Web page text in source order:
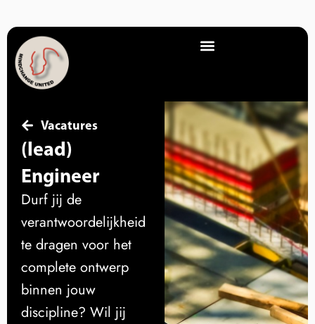
Vacatures
(lead)
Engineer
Durf jij de
verantwoordelijkheid
te dragen voor het
complete ontwerp
binnen jouw
discipline? Wil jij